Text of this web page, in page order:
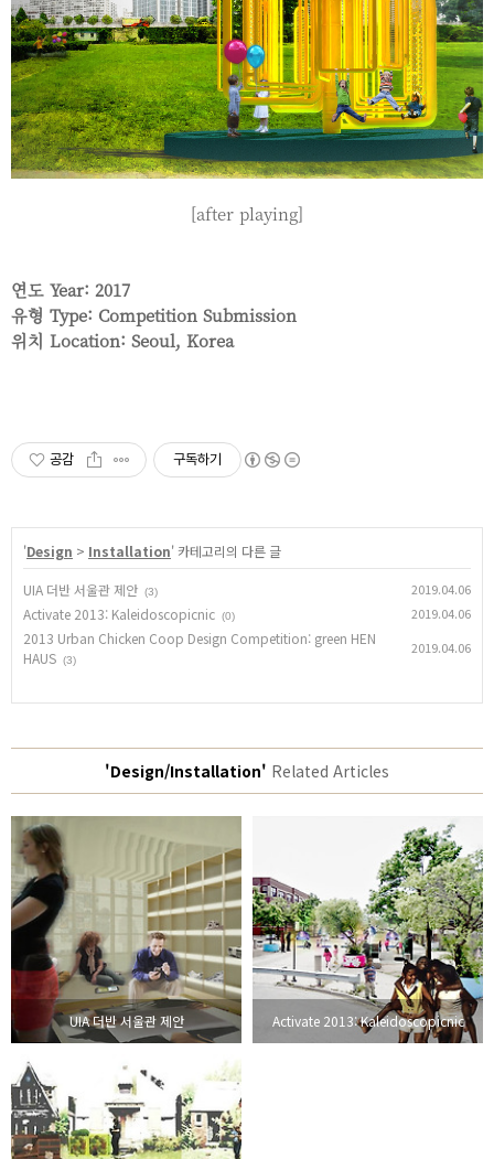
[after playing]
연도 Year: 2017
유형 Type: Competition Submission
위치 Location: Seoul, Korea
공감 구독하기
'Design > Installation' 카테고리의 다른 글
UIA 더반 서울관 제안 (3) 2019.04.06
Activate 2013: Kaleidoscopicnic (0) 2019.04.06
2013 Urban Chicken Coop Design Competition: green HEN
HAUS (3)
2019.04.06
'Design/Installation' Related Articles
UIA 더반 서울관 제안 Activate 2013: Kaleidoscopicnic